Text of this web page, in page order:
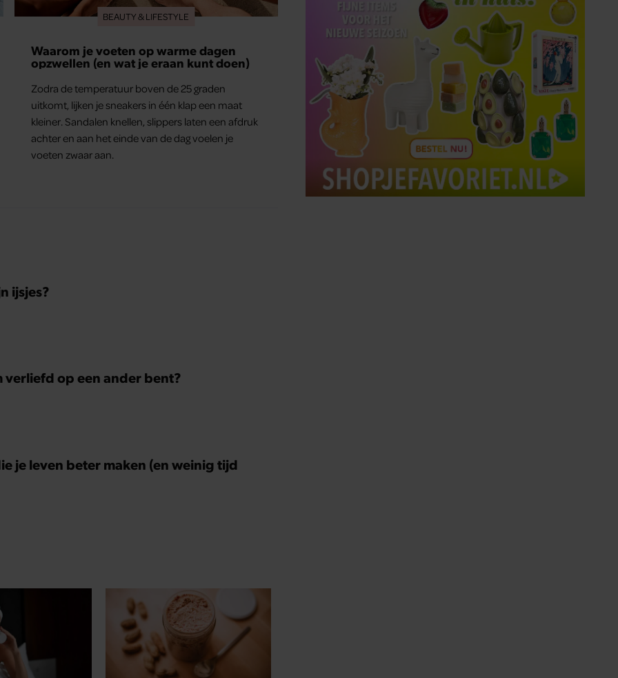
BEAUTY & LIFESTYLE
Waarom je voeten op warme dagen
opzwellen (en wat je eraan kunt doen)
Zodra de temperatuur boven de 25 graden
uitkomt, lijken je sneakers in één klap een maat
kleiner. Sandalen knellen, slippers laten een afdruk
achter en aan het einde van de dag voelen je
voeten zwaar aan.
ijsjes?
verliefd op een ander bent?
je leven beter maken (en weinig tijd